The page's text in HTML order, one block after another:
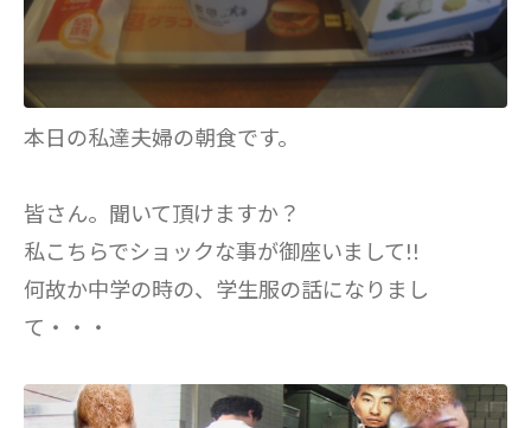
本日の私達夫婦の朝食です。
皆さん。聞いて頂けますか？
私こちらでショックな事が御座いまして!!
何故か中学の時の、学生服の話になりまし
て・・・